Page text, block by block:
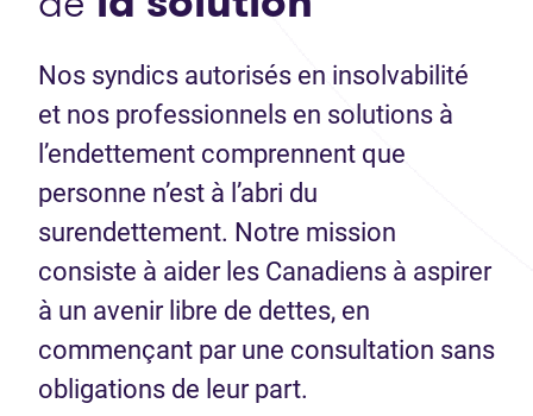
Nos syndics autorisés en insolvabilité
et nos professionnels en solutions à
l’endettement comprennent que
personne n’est à l’abri du
surendettement. Notre mission
consiste à aider les Canadiens à aspirer
à un avenir libre de dettes, en
commençant par une consultation sans
obligations de leur part.